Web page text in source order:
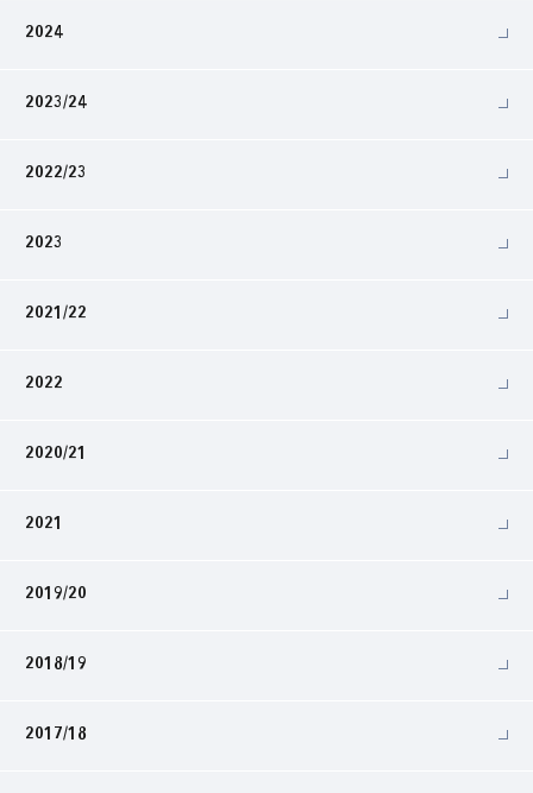
2024
2023/24
2022/23
2023
2021/22
2022
2020/21
2021
2019/20
2018/19
2017/18